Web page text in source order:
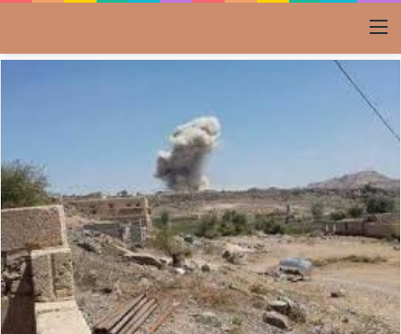
القائمة